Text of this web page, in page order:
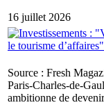
16 juillet 2026
Source : Fresh
Paris-Charles-de-
ambitionne de